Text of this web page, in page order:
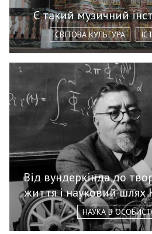
Є такий музичний
СВІТОВА КУЛЬТУРА
Від вундеркінда до
життя і науковий шлях
НАУКА В